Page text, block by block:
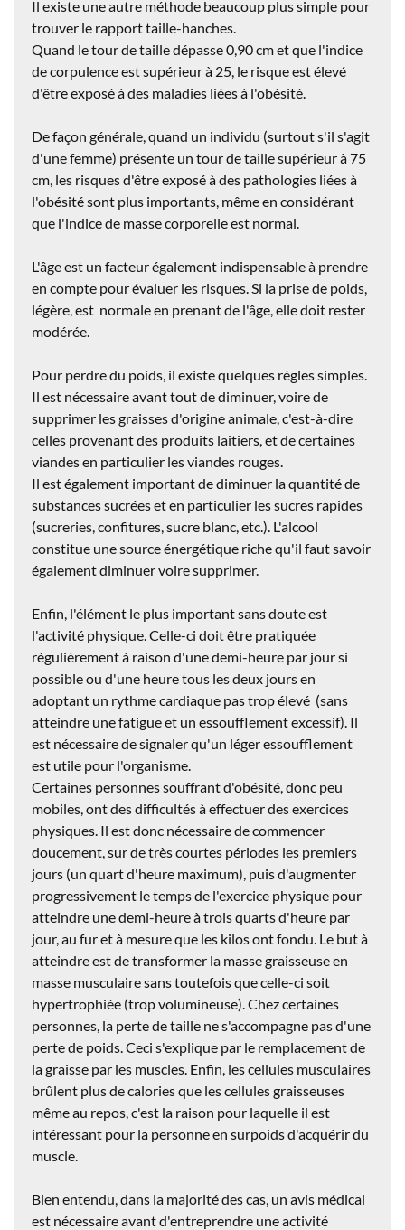
Il existe une autre méthode beaucoup plus simple pour
trouver le rapport taille-hanches.
Quand le tour de taille dépasse 0,90 cm et que l'indice
de corpulence est supérieur à 25, le risque est élevé
d'être exposé à des maladies liées à l'obésité.
De façon générale, quand un individu (surtout s'il s'agit
d'une femme) présente un tour de taille supérieur à 75
cm, les risques d'être exposé à des pathologies liées à
l'obésité sont plus importants, même en considérant
que l'indice de masse corporelle est normal.
L'âgeest un facteur également indispensable à prendre
en compte pour évaluer les risques. Si la prise de poids,
légère, est normale en prenant de l'âge, elle doit rester
modérée.
Pour perdre du poids, il existe quelques règles simples.
Il est nécessaire avant tout dediminuer, voire de
supprimer les graissesd'origine animale, c'est-à-dire
celles provenant des produits laitiers, et de certaines
viandes en particulier les viandes rouges.
Il est également important dediminuer la quantité de
substances sucréeset en particulier les sucres rapides
(sucreries, confitures, sucre blanc, etc.). L'alcool
constitue une source énergétique riche qu'il faut savoir
également diminuer voire supprimer.
Enfin, l'élément le plus importantsans doute est
l'activité physique. Celle-ci doit être pratiquée
régulièrement à raison d'une demi-heure par jour si
possible ou d'une heure tous les deux joursen
adoptant un rythme cardiaque pas trop élevé (sans
atteindre une fatigue et un essoufflement excessif). Il
est nécessaire de signaler qu'un léger essoufflement
est utile pour l'organisme.
Certaines personnes souffrant d'obésité, donc peu
mobiles, ont des difficultés à effectuer des exercices
physiques. Il est donc nécessaire de commencer
doucement, sur de très courtes périodes les premiers
jours (un quart d'heure maximum), puis d'augmenter
progressivement le temps de l'exercice physique pour
atteindre une demi-heure à trois quarts d'heure par
jour, au fur et à mesure que les kilos ont fondu. Le but à
atteindre est de transformer la masse graisseuse en
masse musculaire sans toutefois que celle-ci soit
hypertrophiée (trop volumineuse). Chez certaines
personnes, la perte de taille ne s'accompagne pas d'une
perte de poids. Ceci s'explique par le remplacement de
la graisse par les muscles. Enfin, les cellules musculaires
brûlent plus de calories que les cellules graisseuses
même au repos, c'est la raison pour laquelle il est
intéressant pour la personne en surpoids d'acquérir du
muscle.
Bien entendu, dans la majorité des cas, un avis médical
est nécessaireavant d'entreprendre une activité